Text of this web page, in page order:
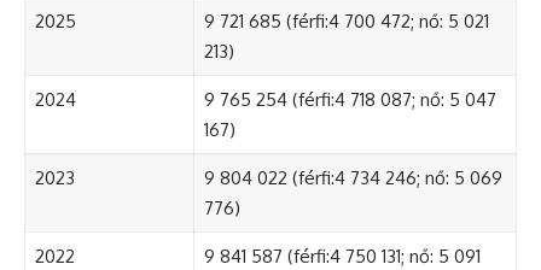
2025
9 721 685 (férfi:4 700 472; nő: 5 021
213)
2024
9 765 254 (férfi:4 718 087; nő: 5 047
167)
2023
9 804 022 (férfi:4 734 246; nő: 5 069
776)
2022
9 841 587 (férfi:4 750 131; nő: 5 091